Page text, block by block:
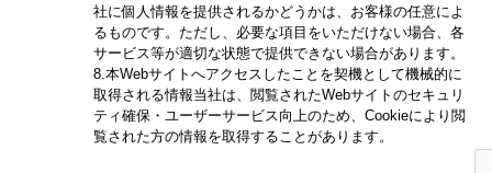
社に個人情報を提供されるかどうかは、お客様の任意によ
るものです。ただし、必要な項目をいただけない場合、各
サービス等が適切な状態で提供できない場合があります。
8.本Webサイトへアクセスしたことを契機として機械的に
取得される情報当社は、閲覧されたWebサイトのセキュリ
ティ確保・ユーザーサービス向上のため、Cookieにより閲
覧された方の情報を取得することがあります。